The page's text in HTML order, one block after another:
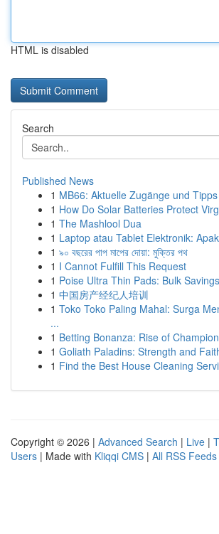
HTML is disabled
Search
Published News
1 MB66: Aktuelle Zugänge und Tipps
1 How Do Solar Batteries Protect
1 The Mashlool Dua
1 Laptop atau Tablet Elektronik:
1 ৯০ বছরের পাপ মাপের দোয়া: মুক্তির পথ
1 I Cannot Fulfill This Request
1 Poise Ultra Thin Pads: Bulk
1 中国房产经纪人培训
1 Toko Toko Paling Mahal: Surga
...
1 Betting Bonanza: Rise of
1 Goliath Paladins: Strength and
1 Find the Best House Cleaning
Copyright © 2026 | Advanced Search | Live |
Users | Made with Kliqqi CMS | All RSS Feeds